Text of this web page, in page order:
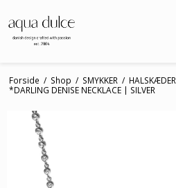
Forside / Shop / SMYKKER / HALSKÆDER
*DARLING DENISE NECKLACE | SILVER